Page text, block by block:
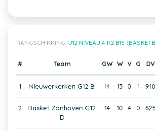
RANGSCHIKKING: U12 NIVEAU 4 R2 B15
# Team GW W V G DV
1 Nieuwerkerken G12 B 14 13 0 1 910
2
Basket Zonhoven G12
D
14 10 4 0 625